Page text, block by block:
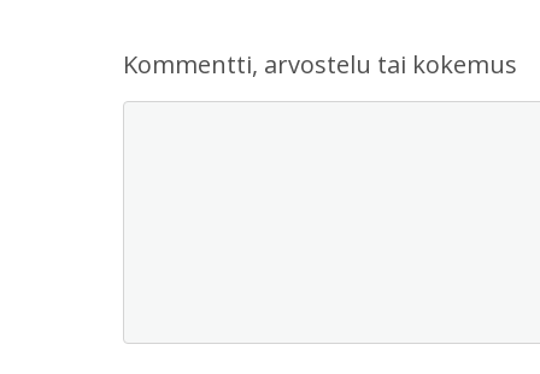
Kommentti, arvostelu tai kokemus